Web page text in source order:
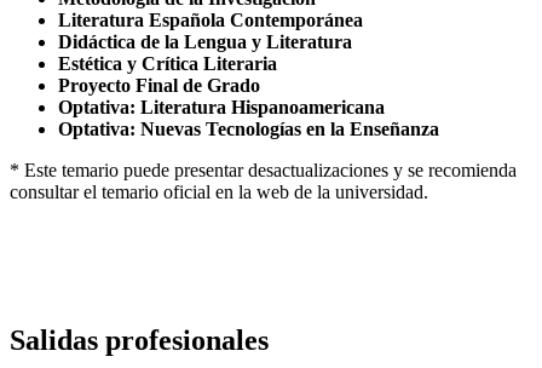
Literatura Española Contemporánea
Didáctica de la Lengua y Literatura
Estética y Crítica Literaria
Proyecto Final de Grado
Optativa: Literatura Hispanoamericana
Optativa: Nuevas Tecnologías en la Enseñanza
* Este temario puede presentar desactualizaciones y se recomienda
consultar el temario oficial en la web de la universidad.
Salidas profesionales